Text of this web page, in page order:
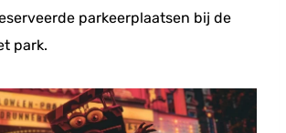
parkeerplaatsen bij de
park.